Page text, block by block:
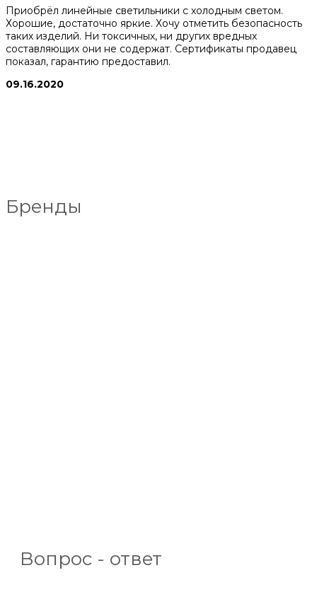
Приобрёл линейные светильники с холодным светом.
Хорошие, достаточно яркие. Хочу отметить безопасность
таких изделий. Ни токсичных, ни других вредных
составляющих они не содержат. Сертификаты продавец
показал, гарантию предоставил.
09.16.2020
Бренды
Вопрос - ответ